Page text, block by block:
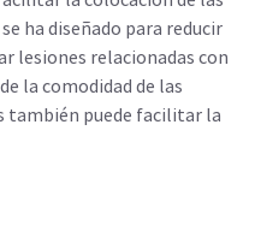
se reduce de
lectores y puede mejorar